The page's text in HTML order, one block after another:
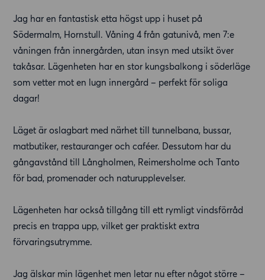
Jag har en fantastisk etta högst upp i huset på
Södermalm, Hornstull. Våning 4 från gatunivå, men 7:e
våningen från innergården, utan insyn med utsikt över
takåsar. Lägenheten har en stor kungsbalkong i söderläge
som vetter mot en lugn innergård – perfekt för soliga
dagar!
Läget är oslagbart med närhet till tunnelbana, bussar,
matbutiker, restauranger och caféer. Dessutom har du
gångavstånd till Långholmen, Reimersholme och Tanto
för bad, promenader och naturupplevelser.
Lägenheten har också tillgång till ett rymligt vindsförråd
precis en trappa upp, vilket ger praktiskt extra
förvaringsutrymme.
Jag älskar min lägenhet men letar nu efter något större –